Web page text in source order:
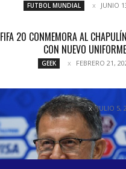
FUTBOL MUNDIAL JUNIO
FIFA 20 CONMEMORA AL
CON NUEVO UNIFORME
GEEK FEBRERO 21,
¿SE VA O SE QUEDA?
COLUMNETAS JULIO 5,